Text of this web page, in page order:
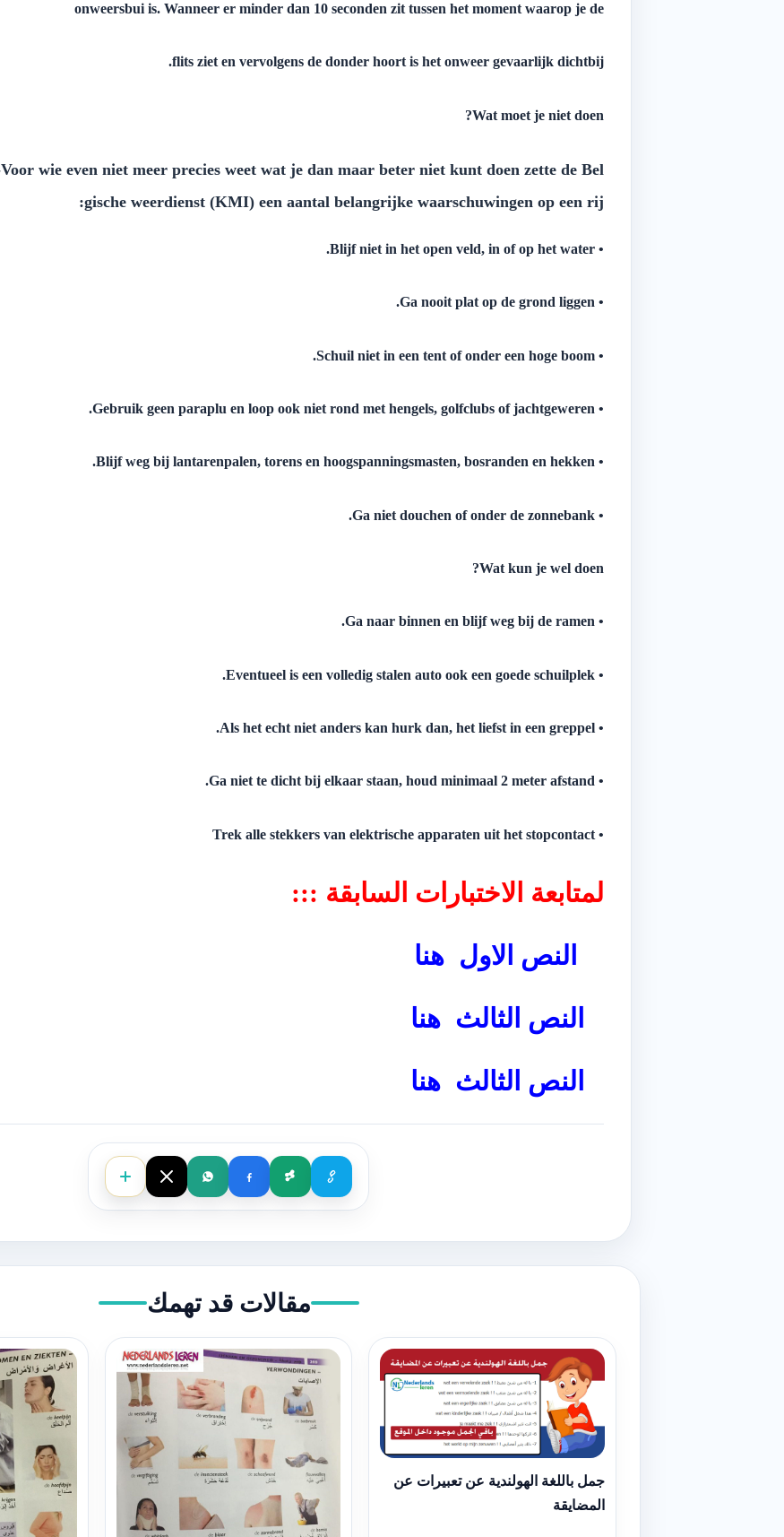
onweersbui is. Wanneer er minder dan 10 seconden zit tussen het moment waarop je de
flits ziet en vervolgens de donder hoort is het onweer gevaarlijk dichtbij.
Wat moet je niet doen?
Voor wie even niet meer precies weet wat je dan maar beter niet kunt doen zette de Bel-
gische weerdienst (KMI) een aantal belangrijke waarschuwingen op een rij:
• Blijf niet in het open veld, in of op het water.
• Ga nooit plat op de grond liggen.
• Schuil niet in een tent of onder een hoge boom.
• Gebruik geen paraplu en loop ook niet rond met hengels, golfclubs of jachtgeweren.
• Blijf weg bij lantarenpalen, torens en hoogspanningsmasten, bosranden en hekken.
• Ga niet douchen of onder de zonnebank.
Wat kun je wel doen?
• Ga naar binnen en blijf weg bij de ramen.
• Eventueel is een volledig stalen auto ook een goede schuilplek.
• Als het echt niet anders kan hurk dan, het liefst in een greppel.
• Ga niet te dicht bij elkaar staan, houd minimaal 2 meter afstand.
• Trek alle stekkers van elektrische apparaten uit het stopcontact
لمتابعة الاختبارات السابقة :::
النص الاول هنا
النص الثالث هنا
النص الثالث هنا
مقالات قد تهمك
جمل باللغة الهولندية عن تعبيرات عن
المضايقة